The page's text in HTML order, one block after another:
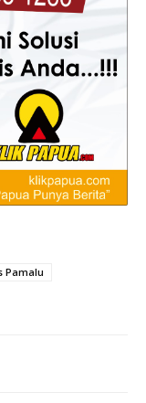
Pamalu